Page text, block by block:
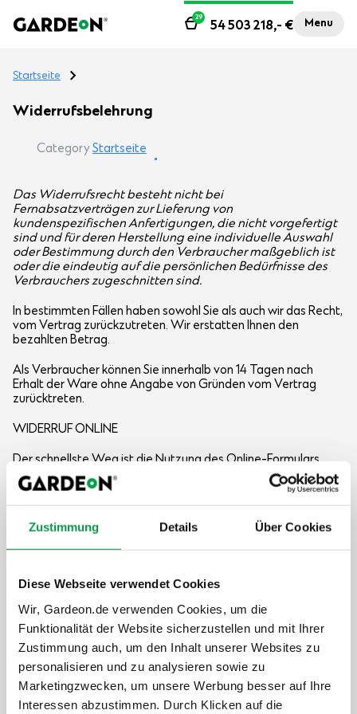
Zustimmung Details Über Cookies
Diese Webseite verwendet Cookies
Wir, Gardeon.de verwenden Cookies, um die
Funktionalität der Website sicherzustellen und mit Ihrer
Zustimmung auch, um den Inhalt unserer Websites zu
personalisieren und zu analysieren sowie zu
Marketingzwecken, um unsere Werbung besser auf Ihre
Interessen abzustimmen. Durch Klicken auf die
Menu
54 503 218,- €
29
Startseite
Widerrufsbelehrung
CategoryStartseite
Das Widerrufsrecht besteht nicht bei
Fernabsatzverträgen zur Lieferung von
kundenspezifischen Anfertigungen, die nicht vorgefertigt
sind und für deren Herstellung eine individuelle Auswahl
oder Bestimmung durch den Verbraucher maßgeblich ist
oder die eindeutig auf die persönlichen Bedürfnisse des
Verbrauchers zugeschnitten sind.
In bestimmten Fällen haben sowohl Sie als auch wir das Recht,
vom Vertrag zurückzutreten. Wir erstatten Ihnen den
bezahlten Betrag.
Als Verbraucher können Sie innerhalb von 14 Tagen nach
Erhalt der Ware ohne Angabe von Gründen vom Vertrag
zurücktreten.
WIDERRUF ONLINE
Der schnellste Weg ist die Nutzung des Online-Formulars
direkt auf dieser Seite unten „Vertrag widerrufen“, füllen Sie
die erforderlichen Angaben aus und bestaetigen Sie die
Uebermittlung. Unmittelbar nach dem Absenden erhalten Sie
eine E-Mail-Bestätigung mit Datum und Uhrzeit der
Einreichung.
Sie können den Widerruf auch per E-Mail an
shop@gardeon.de oder per Brief mitteilen.
Rücktritt - Kaufvertrag ohne Montage
Rücktritt - Kaufvertrag inklusive Montage
Vertrag widerrufen: